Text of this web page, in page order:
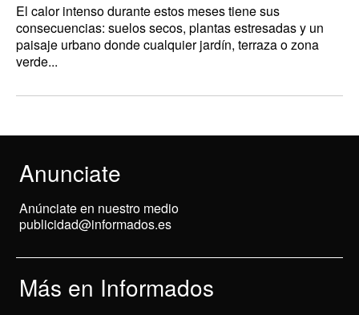
El calor intenso durante estos meses tiene sus
consecuencias: suelos secos, plantas estresadas y un
paisaje urbano donde cualquier jardín, terraza o zona
verde...
Anunciate
Anúnciate en nuestro medio
publicidad@informados.es
Más en Informados